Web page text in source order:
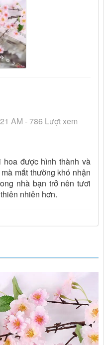
AM - 786 Lượt xem
được hình thành và
mắt thường khó nhận
nhà bạn trở nên tươi
nhiên hơn.